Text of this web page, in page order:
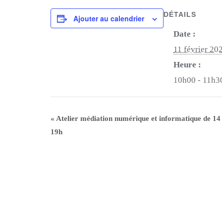
Ajouter au calendrier DÉTAILS
Date :
11 février
Heure :
10h00 -
« Atelier médiation numérique et informatique de 14
19h